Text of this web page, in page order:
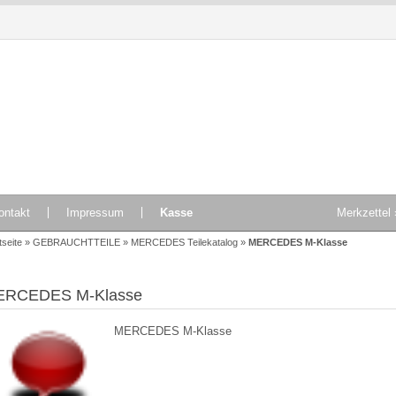
Produkte
original Mercedes Benz
Kraftstofffördereinheit
C-Klasse W203
A2034702394
TOP Produkte
Impressum Kasse Merkzettel
» GEBRAUCHTTEILE » MERCEDES Teilekatalog » MERCEDES M-Klasse
M-Klasse
MERCEDES M-Klasse